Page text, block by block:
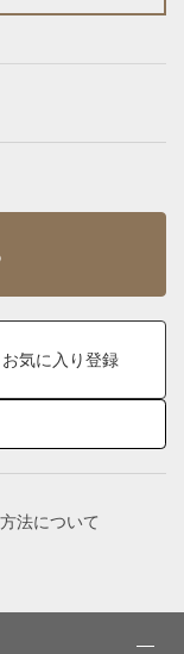
お気に入り登録
法について